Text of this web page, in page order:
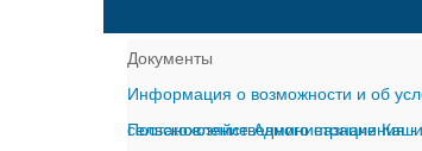
Документы
Информация о возможности и об
сельскохозяйственного назначения-
Постановление Администрации